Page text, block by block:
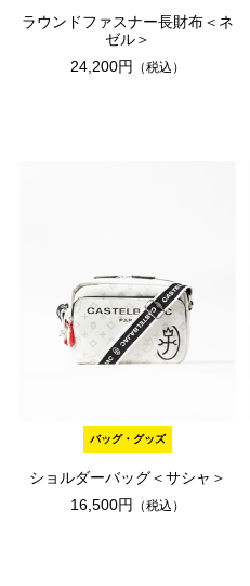
ラウンドファスナー長財布＜ネ
ゼル＞
24,200円
（税込）
バッグ・グッズ
ショルダーバッグ＜サシャ＞
16,500円
（税込）